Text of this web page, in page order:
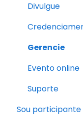
Divulgue
Gerencie
Evento online
Suporte
Sou participante